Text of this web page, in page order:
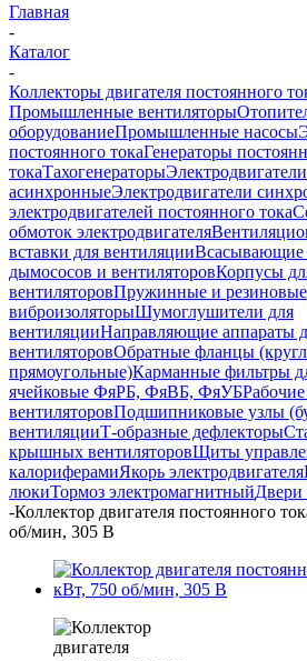
Главная
-
Каталог
-
Коллекторы двигателя постоянного
Промышленные вентиляторы
оборудованиеПромышленные насосы
постоянного токаГенераторы
токаТахогенераторыЭлектродвигатели
асинхронныеЭлектродвигатели
электродвигателей постоянного тока
обмоток электродвигателя
вставки для вентиляцииВсасывающие
дымососов и вентиляторовКорпусы
вентиляторовПружинные и резиновые
виброизоляторыШумоглушители для
вентиляцииНаправляющие аппараты
вентиляторовОбратные фланцы
прямоугольные)Карманные фильтры
ячейковые ФяРБ, ФяВБ, ФяУБРабочие
вентиляторовПодшипниковые узлы
вентиляцииТ-образные дефлекторы
крышных вентиляторовЩиты
калориферамиЯкорь электродвигателя
люкиТормоз электромагнитныйДвери
-Коллектор двигателя постоянного
об/мин, 305 В